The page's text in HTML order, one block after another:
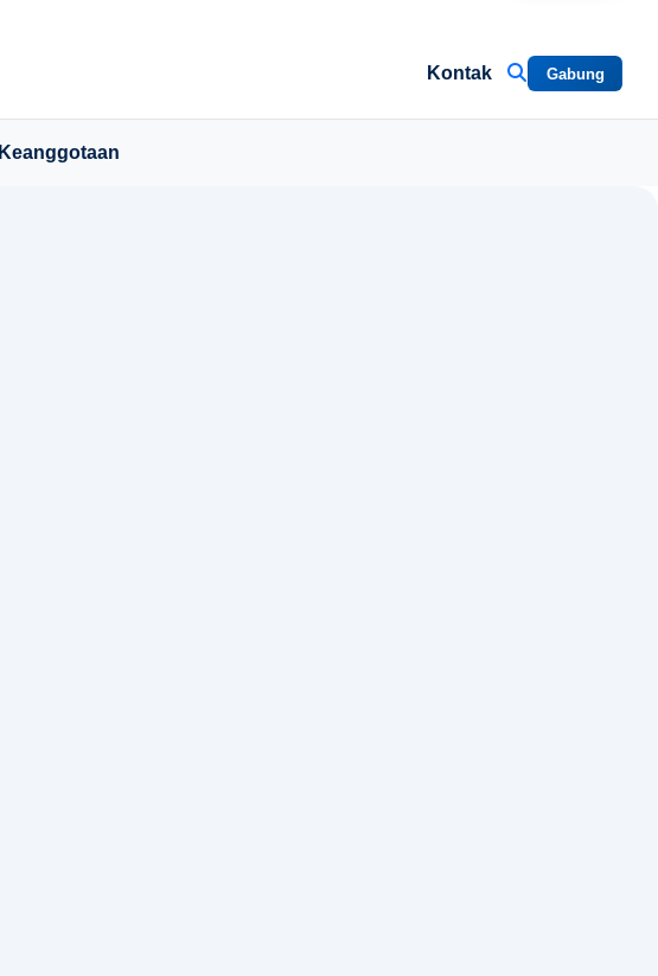
Kontak Gabung
Keanggotaan